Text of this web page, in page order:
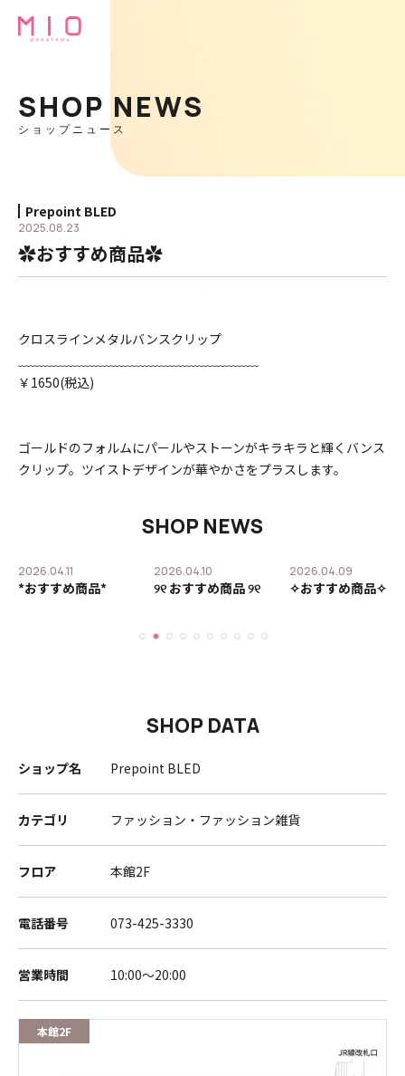
SHOP NEWS
ショップニュース
Prepoint BLED
2025.08.23
︎✿おすすめ商品︎✿
クロスラインメタルバンスクリップ
﹏﹏﹏﹏﹏﹏﹏﹏﹏﹏﹏﹏﹏﹏﹏﹏﹏﹏﹏
￥1650(税込)
ゴールドのフォルムにパールやストーンがキラキラと輝くバンス
クリップ。ツイストデザインが華やかさをプラスします。
SHOP NEWS
2026.04.11
*おすすめ商品*
2026.04.10
୨୧ おすすめ商品 ୨୧
2026.04.09
✧おすすめ商品✧
SHOP DATA
ショップ名 Prepoint BLED
カテゴリ ファッション・ファッション雑貨
フロア 本館2F
電話番号 073-425-3330
営業時間 10:00～20:00
本館2F